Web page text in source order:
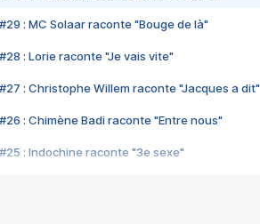
#29 : MC Solaar raconte "Bouge de là"
#28 : Lorie raconte "Je vais vite"
#27 : Christophe Willem raconte "Jacques a dit"
#26 : Chimène Badi raconte "Entre nous"
#25 : Indochine raconte "3e sexe"